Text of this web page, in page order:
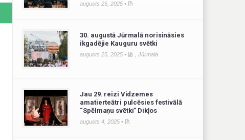
augusts 25, 2025 •
30. augustā Jūrmalā norisināsies
ikgadējie Kauguru svētki
augusts 25, 2025 • ,Jūrmala
Jau 29. reizi Vidzemes
amatierteātri pulcēsies festivālā
“Spēlmaņu svētki” Dikļos
augusts 4, 2025 •